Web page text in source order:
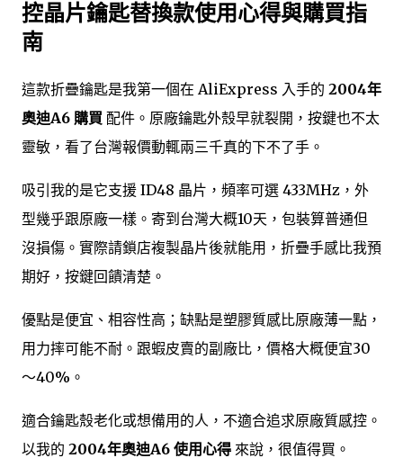
控晶片鑰匙替換款使用心得與購買指
南
這款折疊鑰匙是我第一個在 AliExpress 入手的 2004年
奧迪A6 購買 配件。原廠鑰匙外殼早就裂開，按鍵也不太
靈敏，看了台灣報價動輒兩三千真的下不了手。
吸引我的是它支援 ID48 晶片，頻率可選 433MHz，外
型幾乎跟原廠一樣。寄到台灣大概10天，包裝算普通但
沒損傷。實際請鎖店複製晶片後就能用，折疊手感比我預
期好，按鍵回饋清楚。
優點是便宜、相容性高；缺點是塑膠質感比原廠薄一點，
用力摔可能不耐。跟蝦皮賣的副廠比，價格大概便宜30
～40%。
適合鑰匙殼老化或想備用的人，不適合追求原廠質感控。
以我的 2004年奧迪A6 使用心得 來說，很值得買。